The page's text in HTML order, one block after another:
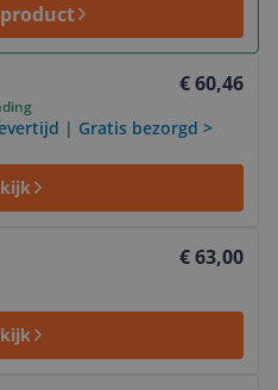
€ 60,46
| Gratis bezorgd >
€ 63,00